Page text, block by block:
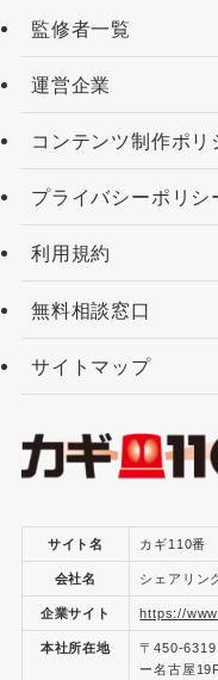
監修者一覧
運営企業
コンテンツ制作ポリ
プライバシーポリシ
利用規約
無料相談窓口
サイトマップ
サイト名 カギ110番
会社名 シェアリン
企業サイト https://
本社所在地
〒450-
ー名古屋